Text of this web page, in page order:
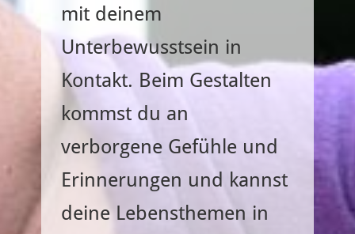
mit deinem
Unterbewusstsein in
Kontakt. Beim Gestalten
kommst du an
verborgene Gefühle und
Erinnerungen und kannst
deine Lebensthemen in